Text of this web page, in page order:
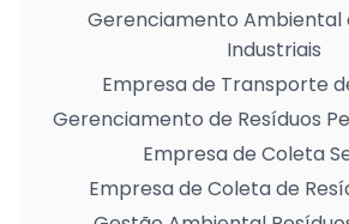
Gerenciamento Ambiental
Industriais
Empresa de Transporte
Gerenciamento de Resíduos
Empresa de Coleta
Empresa de Coleta de